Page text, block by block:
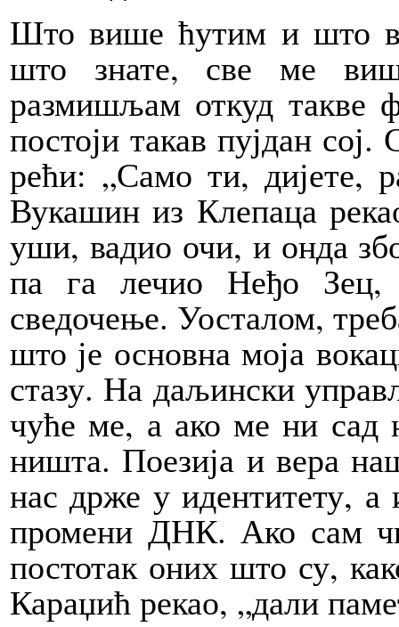
Што више ћутим и што
што знате, све ме
размишљам откуд такве
постоји такав пујдан
рећи: „Само ти, дијете,
Вукашин из Клепаца
уши, вадио очи, и онда
па га лечио Неђо Зец,
сведочење. Уосталом,
што је основна моја
стазу. На даљински
чуће ме, а ако ме ни сад
ништа. Поезија и вера
нас држе у идентитету, а
промени ДНК. Ако сам
постотак оних што су,
Караџић рекао, „дали